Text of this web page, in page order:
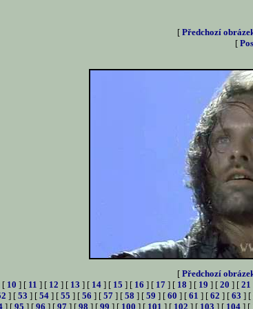
[ Předchozí
[
[ Předchozí
[ 10 ] [ 11 ] [ 12 ] [ 13 ] [ 14 ] [ 15 ] [ 16 ] [ 17 ] [ 18 ] [ 19 ] [ 20 ] [ 21
] [ 53 ] [ 54] [ 55 ] [ 56 ] [ 57] [ 58 ] [ 59 ] [ 60 ] [ 61 ] [ 62 ] [ 63 ] [
] [ 95 ] [ 96 ] [ 97 ] [ 98 ] [ 99 ] [ 100 ] [ 101 ] [ 102 ] [ 103 ] [ 104 ] [